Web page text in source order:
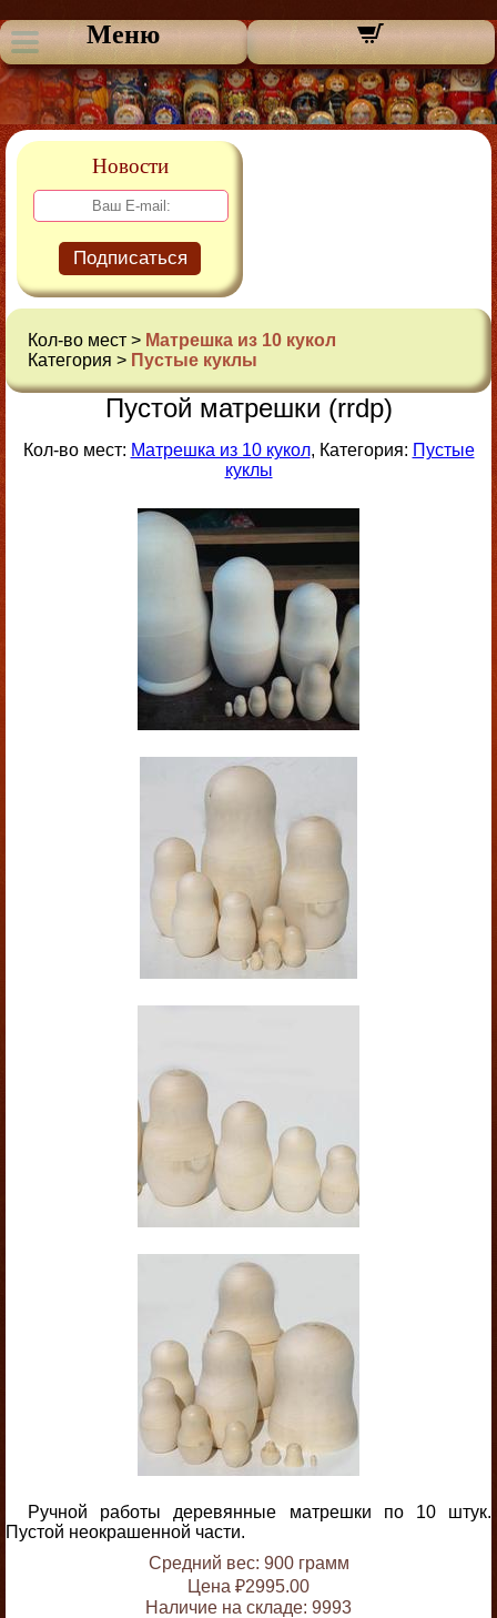
Меню
Новости
Подписаться
Кол-во мест > Матрешка из 10 кукол
Категория > Пустые куклы
Пустой матрешки (rrdp)
Кол-во мест: Матрешка из 10 кукол, Категория: Пустые
куклы
Ручной работы деревянные матрешки по 10 штук.
Пустой неокрашенной части.
Средний вес: 900 грамм
Цена ₽2995.00
Наличие на складе: 9993